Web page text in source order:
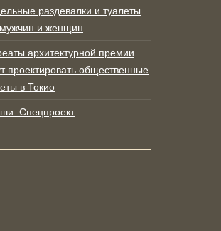
раздевалки и туалеты
и женщин
архитектурной премии
проектировать общественные
в Токио
Спецпроект